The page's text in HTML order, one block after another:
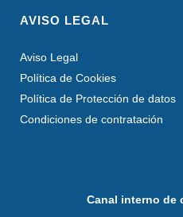
AVISO LEGAL
Aviso Legal
Política de Cookies
Política de Protección de datos
Condiciones de contratación
Canal interno de